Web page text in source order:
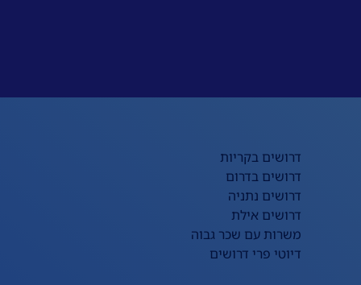
דרושים בקריות
דרושים בדרום
דרושים נתניה
דרושים אילת
משרות עם שכר גבוה
דיוטי פרי דרושים